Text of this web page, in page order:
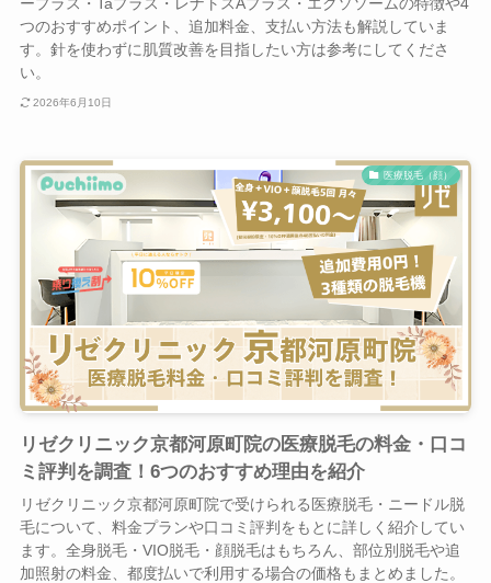
つのおすすめポイント、追加料金、支払い方法も解説していま
す。針を使わずに肌質改善を目指したい方は参考にしてくださ
い。
2026年6月10日
医療脱毛（顔）
リゼクリニック京都河原町院の医療脱毛の料金・口コ
ミ評判を調査！6つのおすすめ理由を紹介
リゼクリニック京都河原町院で受けられる医療脱毛・ニードル脱
毛について、料金プランや口コミ評判をもとに詳しく紹介してい
ます。全身脱毛・VIO脱毛・顔脱毛はもちろん、部位別脱毛や追
加照射の料金、都度払いで利用する場合の価格もまとめました。